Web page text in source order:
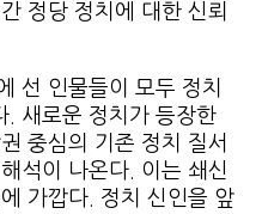
정당 정치에 대한 신뢰
선 인물들이 모두 정치
. 새로운 정치가 등장한
중심의 기존 정치 질서
석이 나온다. 이는 쇄신
가깝다. 정치 신인을 앞